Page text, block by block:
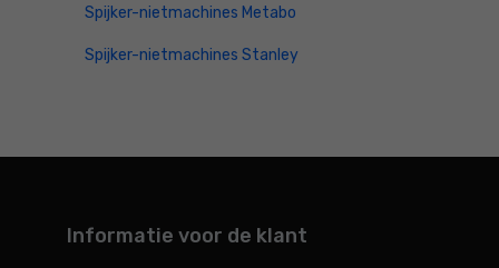
Spijker-nietmachines Metabo
Spijker-nietmachines Stanley
Informatie voor de klant